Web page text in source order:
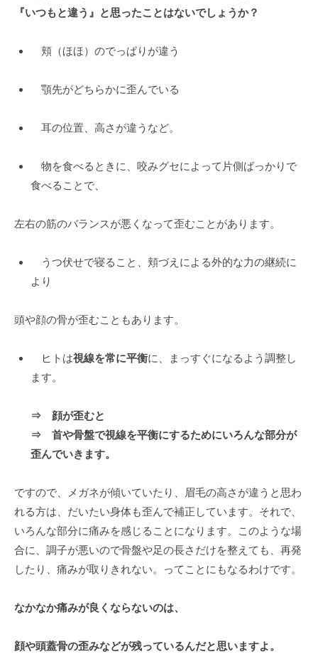
『いつもと違う』と思ったことはないでしょうか？
頬（ほほ）のでっぱりが違う
顎先がどちらかに歪んでいる
耳の位置、高さが違うなど。
物を食べるときに、咬みグセによって片側ばっかりで
食べることで、
左右の筋のバランスが悪くなって歪むことがあります。
うつ伏せで寝ること、頬づえによる外的な力の継続に
より
頭や顔の骨が歪むこともあります。
ヒトは視線を常に平衡に、まっすぐになるよう調整し
ます。
⇒ 顔が歪むと
⇒ 首や骨盤で視線を平衡にするためにいろんな部分が
歪んでいきます。
ですので、メガネが傾いていたり、眉毛の高さが違うと思わ
れる方は、だいたい身体も歪んで補正しています。それで、
いろんな部分に痛みを感じることになります。このような場
合に、調子が悪いので骨盤や足の長さだけを整えても、再発
したり、痛みが取りきれない。ってことにもなるわけです。
なかなか痛みが良くならないのは、
顔や頭蓋骨の歪みなどが残っているんだと思いますよ。